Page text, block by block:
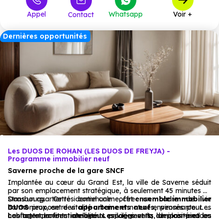
Appel Contact Whatsapp Voir +
Dernières opportunités
Les DUOS DE ROHAN (LES DUOS DE FREYJA) -
Programme immobilier neuf
Saverne proche de la gare SNCF
Implantée au cœur du Grand Est, la ville de Saverne séduit
par son emplacement stratégique, à seulement 45 minutes de
Strasbourg. Cette commune offre un cadre de vie
harmonieux, entre vitalité urbaine et nature environnante. Les
habitants profitent de beaux espaces verts, de promenades
Dans un quartier résidentiel calme, cetensemble immobilier
DUOSpropose desappartements neufs,pensés pour le
confort et la fonctionnalité. Les logements, de plain-pied ou
Les agencements intelligents privilégient la luminosité et les